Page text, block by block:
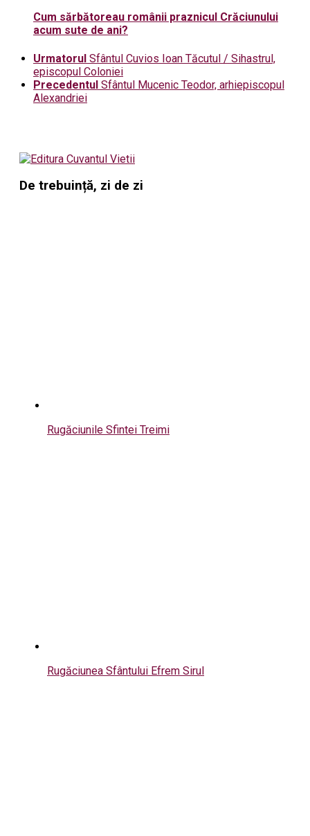
Cum sărbătoreau românii praznicul Crăciunului
acum sute de ani?
Urmatorul Sfântul Cuvios Ioan Tăcutul / Sihastrul,
episcopul Coloniei
Precedentul Sfântul Mucenic Teodor, arhiepiscopul
Alexandriei
De trebuință, zi de zi
Rugăciunile Sfintei Treimi
Rugăciunea Sfântului Efrem Sirul